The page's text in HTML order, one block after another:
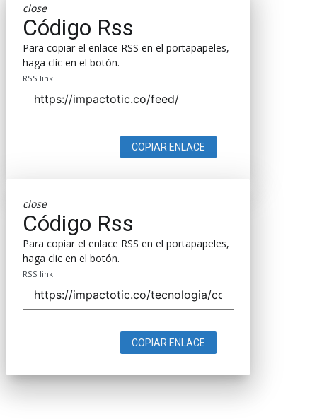
close
Código Rss
Para copiar el enlace RSS en el portapapeles,
haga clic en el botón.
RSS link
COPIAR ENLACE
close
Código Rss
Para copiar el enlace RSS en el portapapeles,
haga clic en el botón.
RSS link
COPIAR ENLACE